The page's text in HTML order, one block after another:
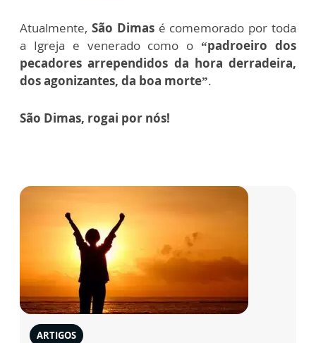
Atualmente, São Dimasé comemorado por toda
a Igreja e venerado como o“padroeiro dos
pecadores arrependidos da hora derradeira,
dos agonizantes, da boa morte”.
São Dimas, rogai por nós!
ARTIGOS